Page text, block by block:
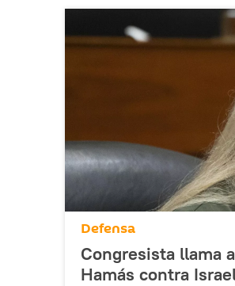
Defensa
Congresista llama
Hamás contra